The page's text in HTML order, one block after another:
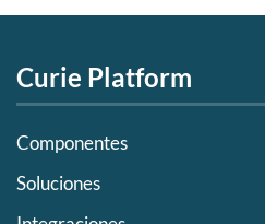
Curie Platform
Componentes
Soluciones